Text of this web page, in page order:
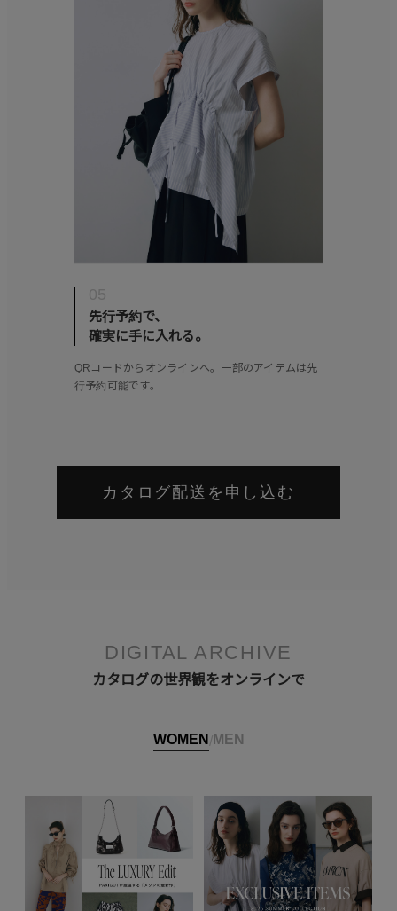
05
先行予約で、
確実に手に入れる。
QRコードからオンラインへ。一部のアイテムは先
行予約可能です。
カタログ配送を申し込む
DIGITAL ARCHIVE
カタログの世界観をオンラインで
WOMEN /MEN